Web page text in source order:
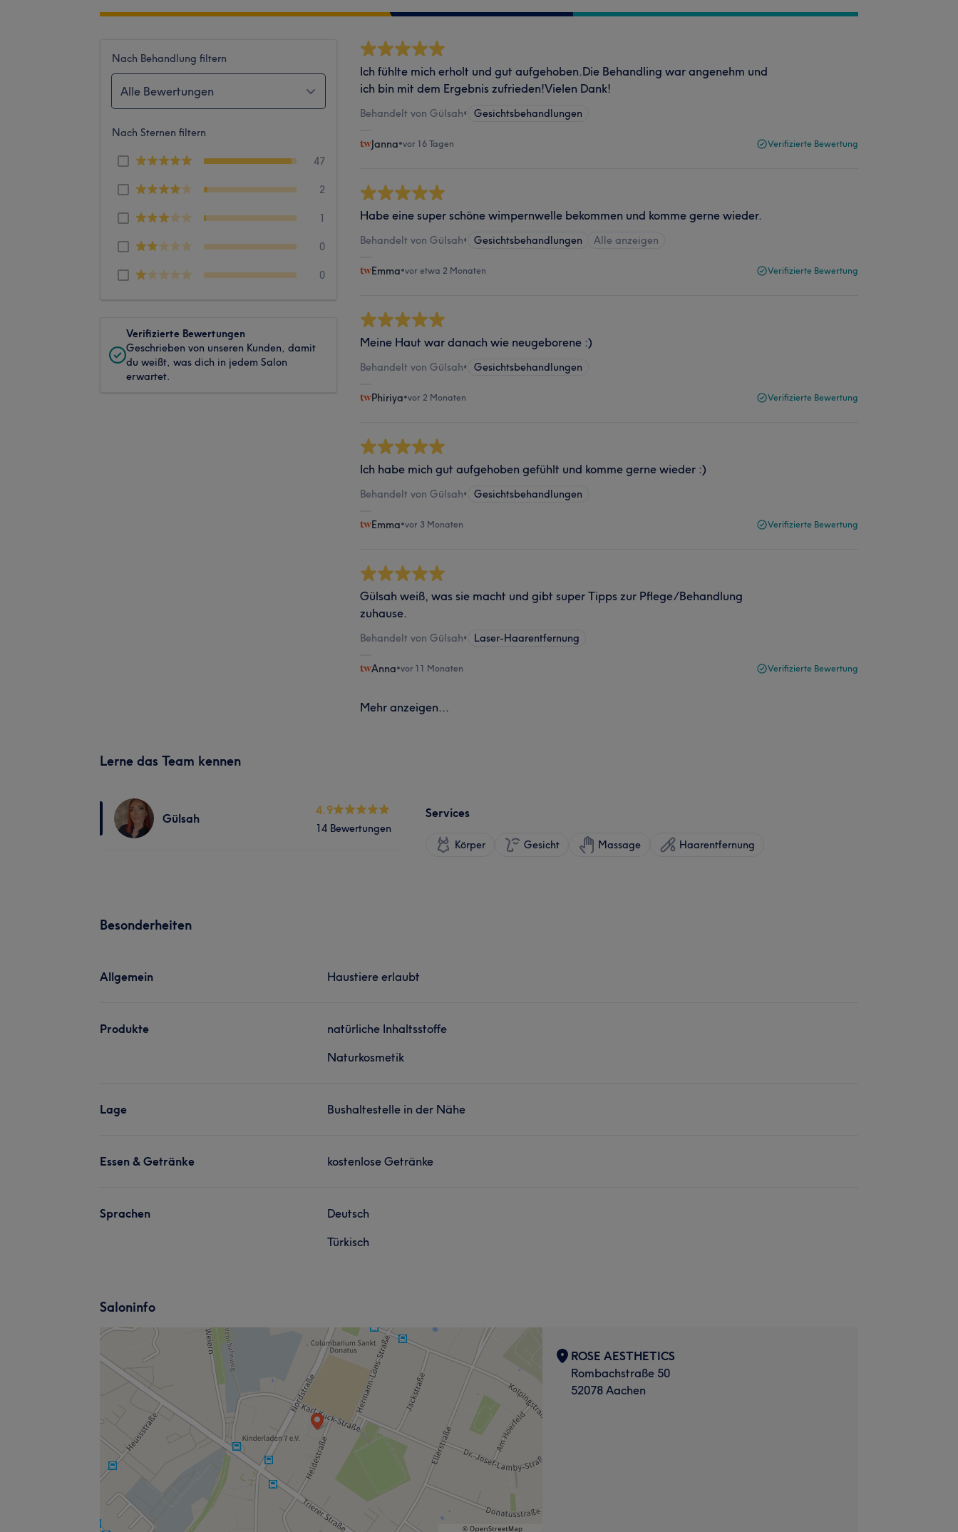
Nach Behandlung filtern
Alle Bewertungen
Nach Sternen filtern
47
2
1
0
0
Verifizierte Bewertungen
Geschrieben von unseren Kunden, damit
du weißt, was dich in jedem Salon
erwartet.
Ich fühlte mich erholt und gut aufgehoben.Die Behandling war angenehm und
ich bin mit dem Ergebnis zufrieden!Vielen Dank!
Behandelt von Gülsah• Gesichtsbehandlungen
Janna•vor 16 Tagen Verifizierte Bewertung
Habe eine super schöne wimpernwelle bekommen und komme gerne wieder.
Behandelt von Gülsah• Gesichtsbehandlungen Alle anzeigen
Emma•vor etwa 2 Monaten Verifizierte Bewertung
Meine Haut war danach wie neugeborene :)
Behandelt von Gülsah• Gesichtsbehandlungen
Phiriya•vor 2 Monaten Verifizierte Bewertung
Ich habe mich gut aufgehoben gefühlt und komme gerne wieder :)
Behandelt von Gülsah• Gesichtsbehandlungen
Emma•vor 3 Monaten Verifizierte Bewertung
Gülsah weiß, was sie macht und gibt super Tipps zur Pflege/Behandlung
zuhause.
Behandelt von Gülsah• Laser-Haarentfernung
Anna•vor 11 Monaten Verifizierte Bewertung
Mehr anzeigen...
Lerne das Team kennen
Gülsah
4.9
14 Bewertungen
Services
Körper Gesicht Massage Haarentfernung
Besonderheiten
Allgemein Haustiere erlaubt
Produkte
natürliche Inhaltsstoffe
Naturkosmetik
Lage Bushaltestelle in der Nähe
Essen & Getränke kostenlose Getränke
Sprachen
Deutsch
Türkisch
Saloninfo
ROSE AESTHETICS
Rombachstraße 50
52078 Aachen